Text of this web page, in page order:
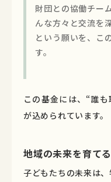
財団との協働チー
んな方々と交流を
という願いを、こ
す。
この基金には、“誰
が込められています。
地域の未来を育て
子どもたちの未来は